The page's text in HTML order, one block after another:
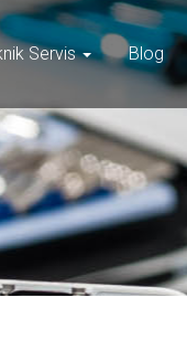
Servis Blog